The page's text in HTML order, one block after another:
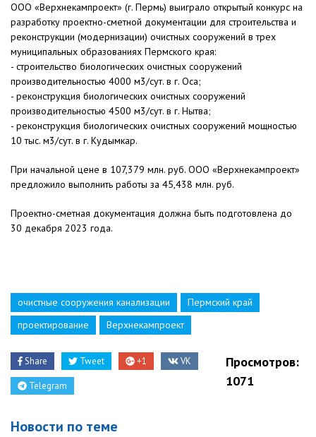
ООО «Верхнекампроект» (г. Пермь) выиграло открытый конкурс на
разработку проектно-сметной документации для строительства и
реконструкции (модернизации) очистных сооружений в трех
муниципальных образованиях Пермского края:
- строительство биологических очистных сооружений
производительностью 4000 м3/сут. в г. Оса;
- реконструкция биологических очистных сооружений
производительностью 4500 м3/сут. в г. Нытва;
- реконструкция биологических очистных сооружений мощностью
10 тыс. м3/сут. в г. Кудымкар.
При начальной цене в 107,379 млн. руб. ООО «Верхнекампроект»
предложило выполнить работы за 45,438 млн. руб.
Проектно-сметная документация должна быть подготовлена до
30 декабря 2023 года.
очистные сооружения канализации
Пермский край
проектирование
Верхнекампроект
Share Tweet +1 VK
Telegram
Просмотров:
1071
Новости по теме